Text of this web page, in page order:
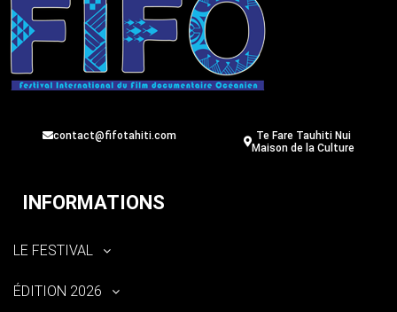
contact@fifotahiti.com
Te Fare Tauhiti Nui
Maison de la Culture
INFORMATIONS
LE FESTIVAL
ÉDITION 2026